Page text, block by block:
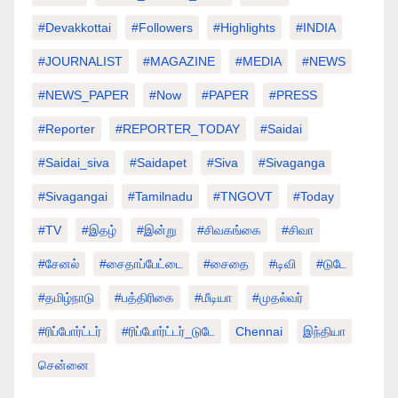
#devakkottai #followers #highlights #INDIA
#JOURNALIST #MAGAZINE #MEDIA #NEWS
#NEWS_PAPER #Now #PAPER #PRESS
#Reporter #REPORTER_TODAY #saidai
#saidai_siva #saidapet #Siva #Sivaganga
#sivagangai #tamilnadu #TNGOVT #today
#TV #இதழ் #இன்று #சிவகங்கை #சிவா
#சேனல் #சைதாப்பேட்டை #சைதை #டிவி #டுடே
#தமிழ்நாடு #பத்திரிகை #மீடியா #முதல்வர்
#ரிப்போர்ட்டர் #ரிப்போர்ட்டர்_டுடே Chennai இந்தியா
சென்னை